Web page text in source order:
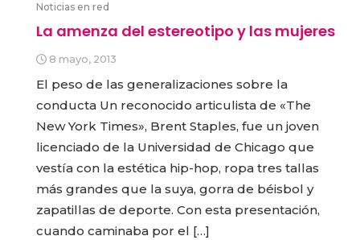
Noticias en red
La amenza del estereotipo y las mujeres
8 mayo, 2013
El peso de las generalizaciones sobre la
conducta Un reconocido articulista de «The
New York Times», Brent Staples, fue un joven
licenciado de la Universidad de Chicago que
vestía con la estética hip-hop, ropa tres tallas
más grandes que la suya, gorra de béisbol y
zapatillas de deporte. Con esta presentación,
cuando caminaba por el […]